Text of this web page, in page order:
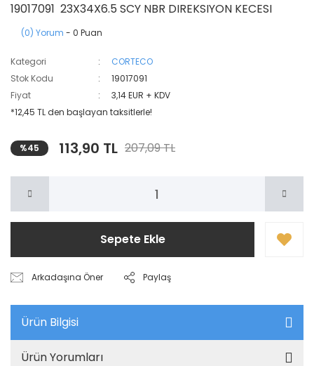
19017091 23X34X6.5 SCY NBR DIREKSIYON KECESI
(0) Yorum - 0 Puan
Kategori
CORTECO
Stok Kodu
19017091
Fiyat
3,14 EUR + KDV
*12,45 TL den başlayan taksitlerle!
%45 113,90 TL 207,09 TL
Sepete Ekle
Arkadaşına Öner Paylaş
Ürün Bilgisi
Ürün Yorumları